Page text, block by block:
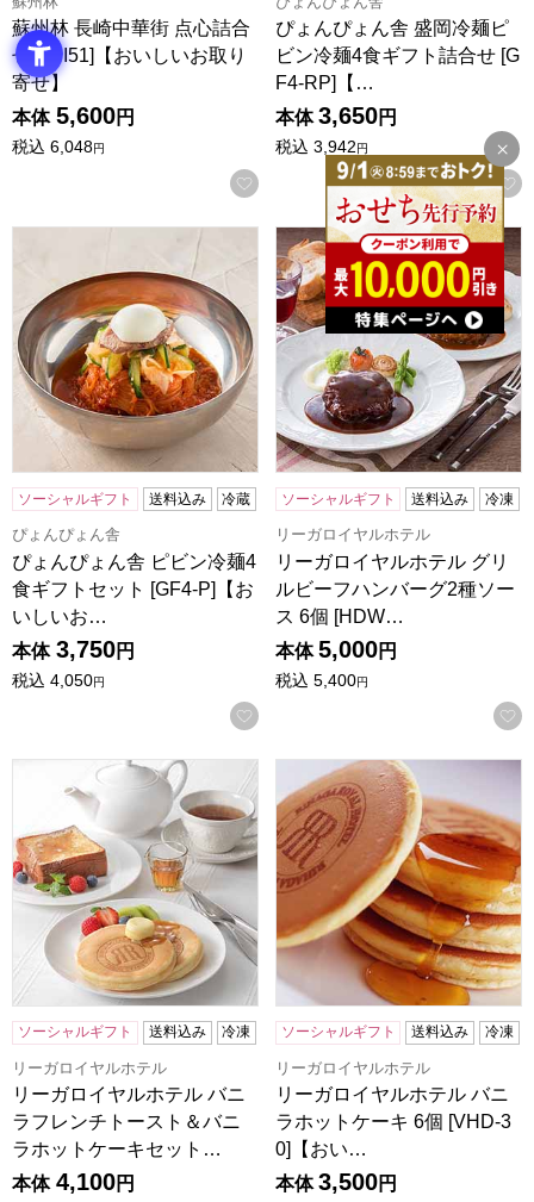
蘇州林 長崎中華街 点心詰合
せ[YNI51]【おいしいお取り
寄せ】
本体 5,600円
税込 6,048円
お気に入りに登録する
ぴょんぴょん舎 盛岡冷麺ピ
ビン冷麺4食ギフト詰合せ [G
F4-RP]【…
本体 3,650円
税込 3,942円
ぴょんぴょん舎 ピビン冷麺4食ギフトセット [GF4-P]【おい
ソーシャルギフト 送料込み 冷蔵
ぴょんぴょん舎
ぴょんぴょん舎 ピビン冷麺4
食ギフトセット [GF4-P]【お
いしいお…
本体 3,750円
税込 4,050円
お気に入りに登録する
リーガロイヤルホテル グリ
ソーシャルギフト 送料込み 冷凍
リーガロイヤルホテル
リーガロイヤルホテル グリ
ルビーフハンバーグ2種ソー
ス 6個 [HDW…
本体 5,000円
税込 5,400円
リーガロイヤルホテル バニラフレンチトースト＆バニラホ
ソーシャルギフト 送料込み 冷凍
リーガロイヤルホテル
リーガロイヤルホテル バニ
ラフレンチトースト＆バニ
ラホットケーキセット…
本体 4,100円
リーガロイヤルホテル バニ
ソーシャルギフト 送料込み 冷凍
リーガロイヤルホテル
リーガロイヤルホテル バニ
ラホットケーキ 6個 [VHD-3
0]【おい…
本体 3,500円